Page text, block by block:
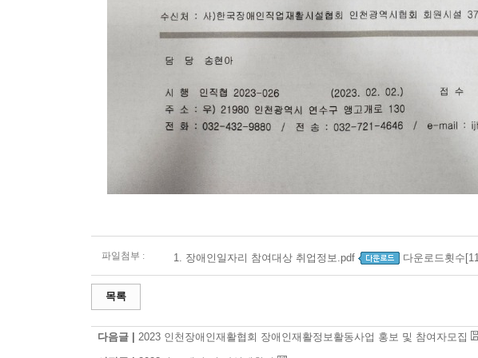
파일첨부 : 1. 장애인일자리 참여대상 취업정보.pdf 다운로드횟수
목록
다음글 | 2023 인천장애인재활협회 장애인재활정보활동사업 홍보 및 참여자모집